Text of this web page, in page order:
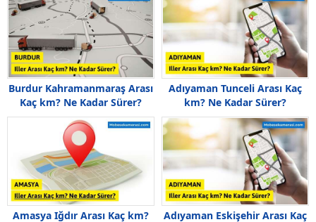
Burdur Kahramanmaraş Arası
Kaç km? Ne Kadar Sürer?
Adıyaman Tunceli Arası Kaç
km? Ne Kadar Sürer?
Amasya Iğdır Arası Kaç km?
Adıyaman Eskişehir Arası Kaç